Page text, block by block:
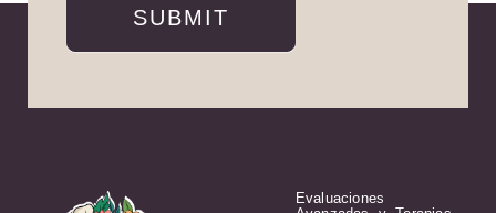
SUBMIT
Evaluaciones